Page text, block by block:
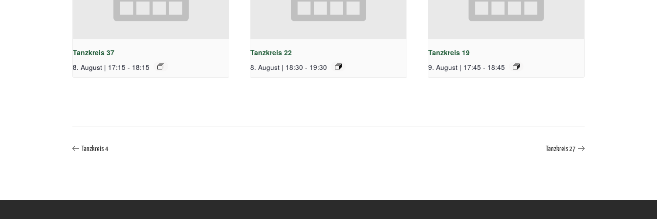
Tanzkreis 37
8. August | 17:15 - 18:15
Tanzkreis 22
8. August | 18:30 - 19:30
Tanzkreis 19
9. August | 17:45 - 18:45
Tanzkreis 4 Tanzkreis 27